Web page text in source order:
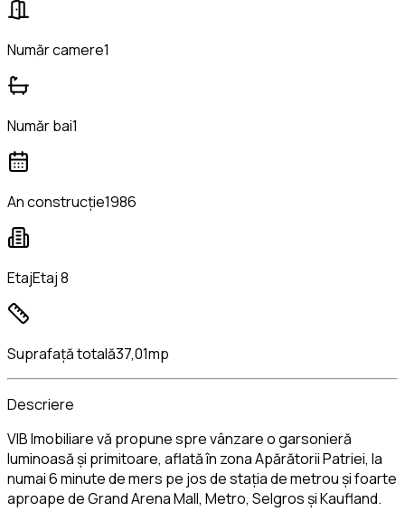
Număr camere1
Număr bai1
An construcție1986
EtajEtaj 8
Suprafață totală37,01mp
Descriere
VIB Imobiliare vă propune spre vânzare o garsonieră
luminoasă și primitoare, aflată în zona Apărătorii Patriei, la
numai 6 minute de mers pe jos de stația de metrou și foarte
aproape de Grand Arena Mall, Metro, Selgros și Kaufland.